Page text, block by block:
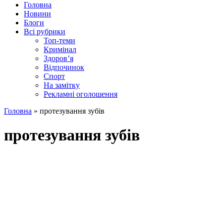
Головна
Новини
Блоги
Всі рубрики
Топ-теми
Кримінал
Здоров’я
Відпочинок
Спорт
На замітку
Рекламні оголошення
Головна » протезування зубів
протезування зубів